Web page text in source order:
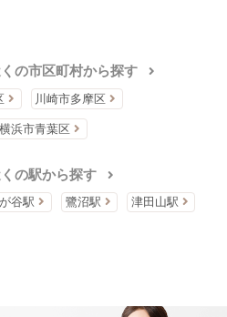
の市区町村から探す
川崎市多摩区
横浜市青葉区
の駅から探す
谷駅 鷺沼駅 津田山駅